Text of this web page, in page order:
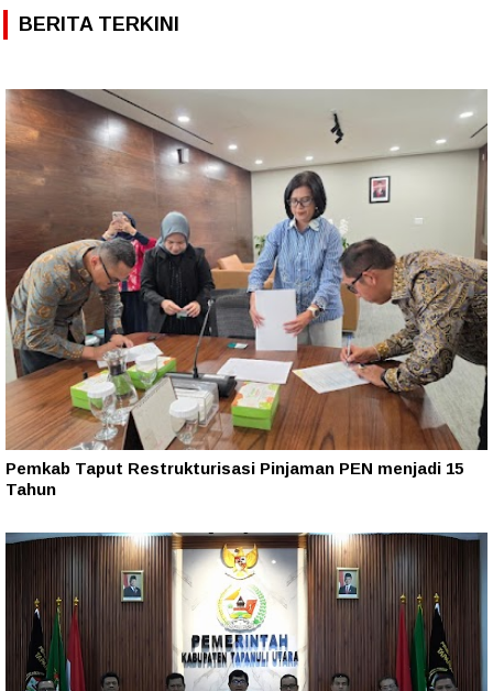
BERITA TERKINI
Pemkab Taput Restrukturisasi Pinjaman PEN menjadi 15
Tahun‎